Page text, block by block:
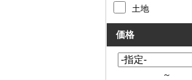
土地
価格
～